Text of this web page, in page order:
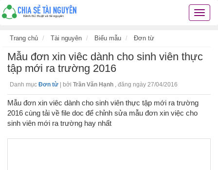
Chia
kiến
các
Trang chủ Tài nguyên Biểu mẫu Đơn từ
Mẫu đơn xin viêc dành cho sinh viên thực
tập mới ra trường 2016
Danh mục Đơn từ bởi Trần Văn Hạnh , đăng ngày 27/04/2016
Mẫu đơn xin viêc dành cho sinh viên thực tập mới ra trường
2016 cùng tải về file doc để chỉnh sửa mẫu đơn xin việc cho
sinh viên mới ra trường hay nhất